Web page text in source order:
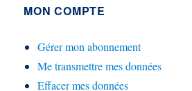
MON COMPTE
Gérer mon abonnement
Me transmettre mes données
Effacer mes données